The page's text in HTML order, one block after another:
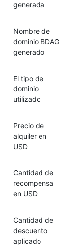
generada
Nombre de
dominio BDAG
generado
El tipo de
dominio
utilizado
Precio de
alquiler en
USD
Cantidad de
recompensa
en USD
Cantidad de
descuento
aplicado